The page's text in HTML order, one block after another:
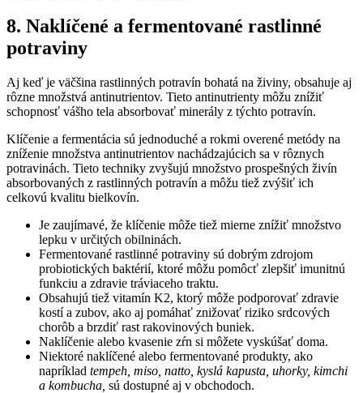
8. Naklíčené a fermentované rastlinné
potraviny
Aj keď je väčšina rastlinných potravín bohatá na živiny, obsahuje aj
rôzne množstvá antinutrientov. Tieto antinutrienty môžu znížiť
schopnosť vášho tela absorbovať minerály z týchto potravín.
Klíčenie a fermentácia sú jednoduché a rokmi overené metódy na
zníženie množstva antinutrientov nachádzajúcich sa v rôznych
potravinách. Tieto techniky zvyšujú množstvo prospešných živín
absorbovaných z rastlinných potravín a môžu tiež zvýšiť ich
celkovú kvalitu bielkovín.
Je zaujímavé, že klíčenie môže tiež mierne znížiť množstvo
lepku v určitých obilninách.
Fermentované rastlinné potraviny sú dobrým zdrojom
probiotických baktérií, ktoré môžu pomôcť zlepšiť imunitnú
funkciu a zdravie tráviaceho traktu.
Obsahujú tiež vitamín K2, ktorý môže podporovať zdravie
kostí a zubov, ako aj pomáhať znižovať riziko srdcových
chorôb a brzdiť rast rakovinových buniek.
Naklíčenie alebo kvasenie zŕn si môžete vyskúšať doma.
Niektoré naklíčené alebo fermentované produkty, ako
napríklad tempeh, miso, natto, kyslá kapusta, uhorky, kimchi
a kombucha, sú dostupné aj v obchodoch.